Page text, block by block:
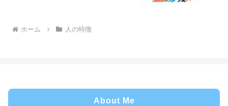
ホーム 人の特徴
About Me